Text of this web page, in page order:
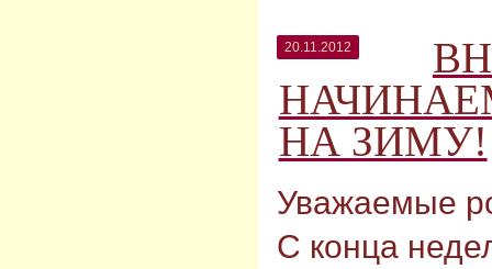
20.11.2012
НА ЗИМУ!
Уважаемые
С конца